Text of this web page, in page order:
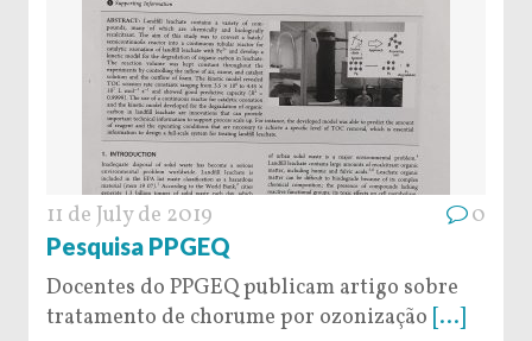
11 de July de 2019 0
Pesquisa PPGEQ
Docentes do PPGEQ publicam artigo sobre
tratamento de chorume por ozonização [...]